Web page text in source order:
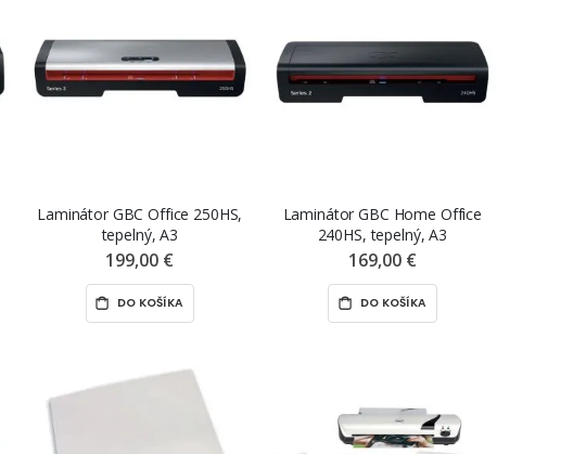
Laminátor GBC Office 250HS,
tepelný, A3
199,00 €
DO KOŠÍKA
Laminátor GBC Home Office
240HS, tepelný, A3
169,00 €
DO KOŠÍKA